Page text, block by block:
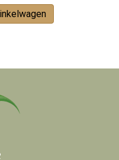
€ 4,40
through
€ 6,60
has
options